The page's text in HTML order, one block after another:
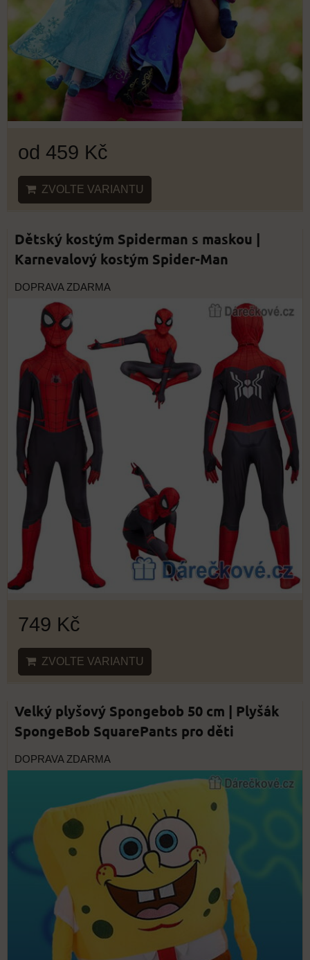
od 459 Kč
ZVOLTE VARIANTU
Dětský kostým Spiderman s maskou |
Karnevalový kostým Spider-Man
DOPRAVA ZDARMA
749 Kč
ZVOLTE VARIANTU
Velký plyšový Spongebob 50 cm | Plyšák
SpongeBob SquarePants pro děti
DOPRAVA ZDARMA